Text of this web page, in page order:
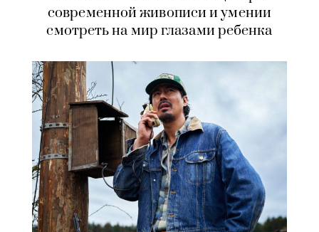
современной живописи и умении
смотреть на мир глазами ребенка